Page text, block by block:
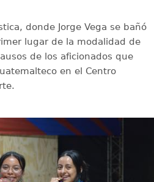
donde Jorge Vega se bañó
lugar de la modalidad de
de los aficionados que
en el Centro